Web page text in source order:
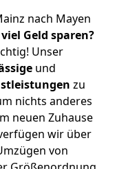
nach Mayen
viel Geld sparen?
Unser
und
zu
nichts anderes
neuen Zuhause
wir über
von